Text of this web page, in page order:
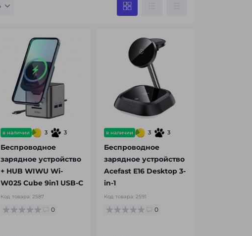
в наличии 3 3
Беспроводное
зарядное устройство
+ HUB WIWU Wi-
W025 Cube 9in1 USB-C
Код товара: 2587
0
в наличии 3 3
Беспроводное
зарядное устройство
Acefast E16 Desktop 3-
in-1
Код товара:2591
0